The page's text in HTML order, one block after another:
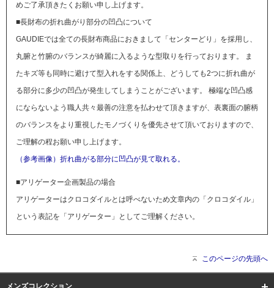
めご了承頂きたくお願い申し上げます。
■長財布の折れ曲がり部分の凹凸について
GAUDIEでは全ての長財布商品におきまして「センターどり」を採用し、
丸腑と竹腑のバランスが綺麗に入るような型取りを行っております。 ま
たキズ等も同時に避けて型入れをする関係上、どうしても2つに折れ曲が
る部分に多少の凹凸が発生してしまうことがございます。 極端な凹凸感
にならないよう職人共々最善の注意を払わせて頂きますが、表裏面の腑柄
のバランスをより重視したモノづくりを優先させて頂いておりますので、
ご理解の程お願い申し上げます。
（参考画像）折れ曲がる部分に凹凸が見て取れる。
■アリゲーター企画製品の場合
アリゲーターはクロコダイルとは呼べないため文章内の「クロコダイル」
という表記を「アリゲーター」としてご理解ください。
このページの先頭へ